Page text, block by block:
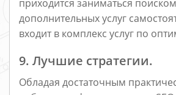
приходится заниматься поиском
дополнительных услуг
входит в комплекс услуг по
9. Лучшие стратегии.
Обладая достаточным